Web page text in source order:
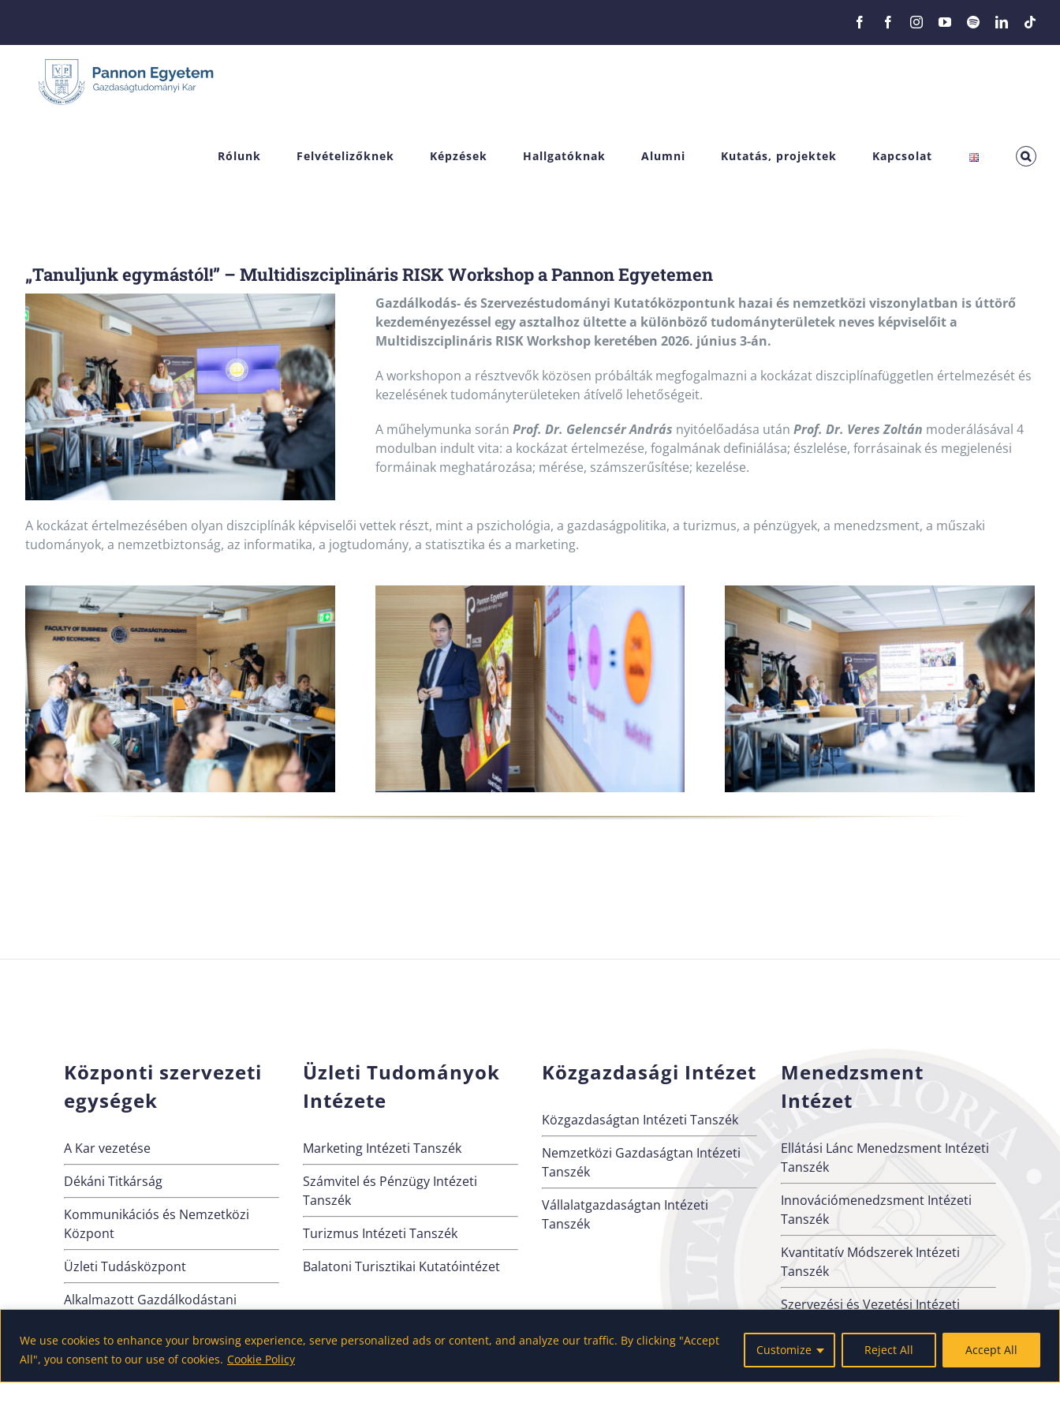
We use cookies to enhance your browsing experience, serve personalized ads or content, and analyze our traffic. By clicking "Accept
All", you consent to our use of cookies. Cookie Policy
Customize Reject All Accept All
content
FacebookFacebookInstagramYouTube
SpotifyLinkedIn
Rólunk Felvételizőknek Képzések Hallgatóknak Alumni Kutatás, projektek Kapcsolat
„Tanuljunk egymástól!” – Multidiszciplináris RISK Workshop a Pannon Egyetemen
Gazdálkodás- és Szervezéstudományi Kutatóközpontunk hazai és nemzetközi viszonylatban is úttörő
kezdeményezéssel egy asztalhoz ültette a különböző tudományterületek neves képviselőit a
Multidiszciplináris RISK Workshop keretében 2026. június 3-án.
A workshopon a résztvevők közösen próbálták megfogalmazni a kockázat diszciplínafüggetlen értelmezését és
kezelésének tudományterületeken átívelő lehetőségeit.
A műhelymunka során Prof. Dr. Gelencsér András nyitóelőadása után Prof. Dr. Veres Zoltán moderálásával 4
modulban indult vita: a kockázat értelmezése, fogalmának definiálása; észlelése, forrásainak és megjelenési
formáinak meghatározása; mérése, számszerűsítése; kezelése.
A kockázat értelmezésében olyan diszciplínák képviselői vettek részt, mint a pszichológia, a gazdaságpolitika, a turizmus, a pénzügyek, a menedzsment, a műszaki
tudományok, a nemzetbiztonság, az informatika, a jogtudomány, a statisztika és a marketing.
Központi szervezeti
egységek
A Kar vezetése
Dékáni Titkárság
Kommunikációs és Nemzetközi
Központ
Üzleti Tudásközpont
Alkalmazott Gazdálkodástani
VOSZ Tanszék
Üzleti Tudományok
Intézete
Marketing Intézeti Tanszék
Számvitel és Pénzügy Intézeti
Tanszék
Turizmus Intézeti Tanszék
Balatoni Turisztikai Kutatóintézet
Közgazdasági Intézet
Közgazdaságtan Intézeti Tanszék
Nemzetközi Gazdaságtan Intézeti
Tanszék
Vállalatgazdaságtan Intézeti
Tanszék
Menedzsment
Intézet
Ellátási Lánc Menedzsment Intézeti
Tanszék
Innovációmenedzsment Intézeti
Tanszék
Kvantitatív Módszerek Intézeti
Tanszék
Szervezési és Vezetési Intézeti